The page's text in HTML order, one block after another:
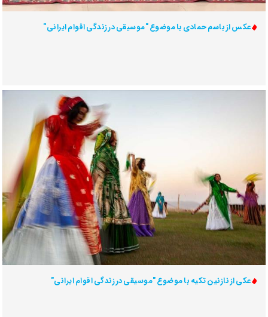
عکس از باسم حمادی با موضوع "موسیقی در زندگی اقوام ایرانی"
عکی از نازنین تکیه با موضوع "موسیقی در زندگی اقوام ایرانی"